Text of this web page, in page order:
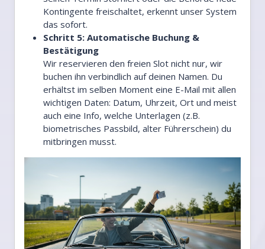
Kontingente freischaltet, erkennt unser System
das sofort.
Schritt 5: Automatische Buchung &
Bestätigung
Wir reservieren den freien Slot nicht nur, wir
buchen ihn verbindlich auf deinen Namen. Du
erhältst im selben Moment eine E-Mail mit allen
wichtigen Daten: Datum, Uhrzeit, Ort und meist
auch eine Info, welche Unterlagen (z.B.
biometrisches Passbild, alter Führerschein) du
mitbringen musst.